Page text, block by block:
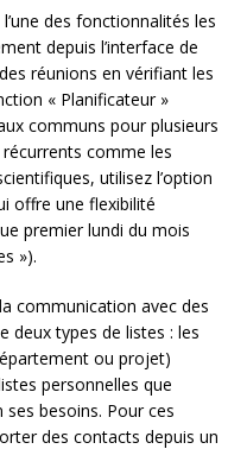
des fonctionnalités les
depuis l’interface de
réunions en vérifiant les
« Planificateur »
communs pour plusieurs
comme les
utilisez l’option
offre une flexibilité
premier lundi du mois
»).
communication avec des
deux types de listes : les
ou projet)
personnelles que
besoins. Pour ces
des contacts depuis un